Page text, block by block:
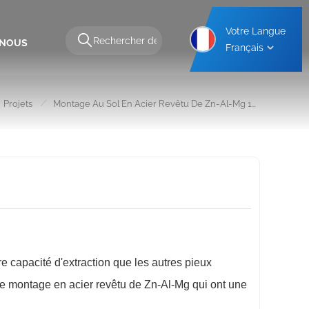
Votre Langue
Français
Projets / Montage Au Sol En Acier Revêtu De Zn-Al-Mg 1MW Kazakhstan
capacité d'extraction que les autres pieux
montage en acier revêtu de Zn-Al-Mg qui ont une